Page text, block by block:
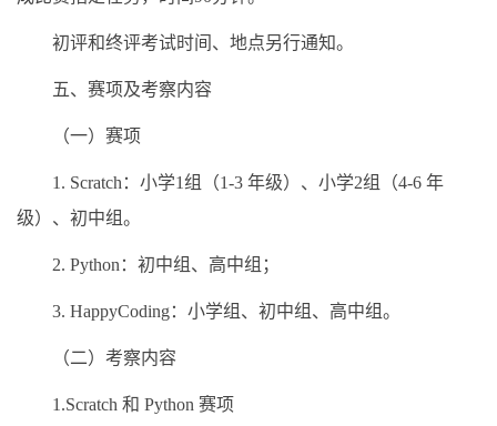
初评和终评考试时间、地点另行通知。
五、赛项及考察内容
（一）赛项
1. Scratch：小学1组（1-3 年级）、小学2组（4-6 年
级）、初中组。
2. Python：初中组、高中组；
3. HappyCoding：小学组、初中组、高中组。
（二）考察内容
1.Scratch 和 Python 赛项